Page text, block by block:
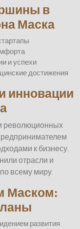
в
Маска
и успехи
достижения
инновации
революционных
к бизнесу.
отрасли и
всему миру.
Маском:
развития